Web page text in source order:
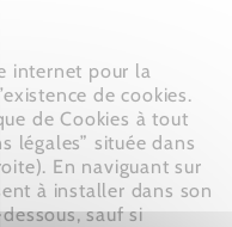
internet pour la
de cookies.
de Cookies à tout
légales” située dans
En naviguant sur
à installer dans son
sauf si